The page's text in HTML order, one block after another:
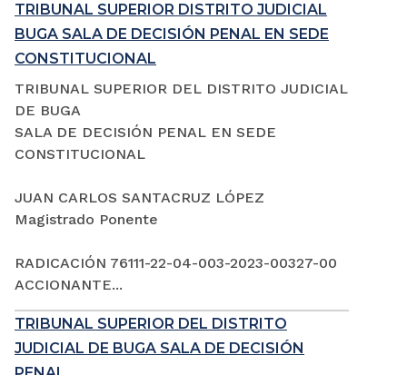
TRIBUNAL SUPERIOR DISTRITO JUDICIAL
BUGA SALA DE DECISIÓN PENAL EN SEDE
CONSTITUCIONAL
TRIBUNAL SUPERIOR DEL DISTRITO JUDICIAL
DE BUGA
SALA DE DECISIÓN PENAL EN SEDE
CONSTITUCIONAL
JUAN CARLOS SANTACRUZ LÓPEZ
Magistrado Ponente
RADICACIÓN 76111-22-04-003-2023-00327-00
ACCIONANTE...
TRIBUNAL SUPERIOR DEL DISTRITO
JUDICIAL DE BUGA SALA DE DECISIÓN